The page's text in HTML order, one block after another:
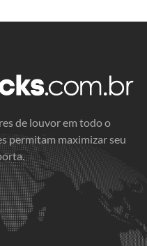
de louvor em todo o
permitam maximizar seu